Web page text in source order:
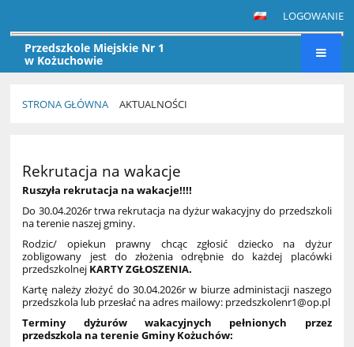
LOGOWANIE
Przedszkole Miejskie Nr 1
w Kożuchowie
STRONA GŁÓWNA AKTUALNOŚCI
Rekrutacja na wakacje
Ruszyła rekrutacja na wakacje!!!!
Do 30.04.2026r trwa rekrutacja na dyżur wakacyjny do przedszkoli
na terenie naszej gminy.
Rodzic/ opiekun prawny chcąc zgłosić dziecko na dyżur
zobligowany jest do złożenia odrębnie do każdej placówki
przedszkolnej KARTY ZGŁOSZENIA.
Kartę należy złożyć do 30.04.2026r w biurze administacji naszego
przedszkola lub przesłać na adres mailowy: przedszkolenr1@op.pl
Terminy dyżurów wakacyjnych pełnionych przez
przedszkola na terenie Gminy Kożuchów: